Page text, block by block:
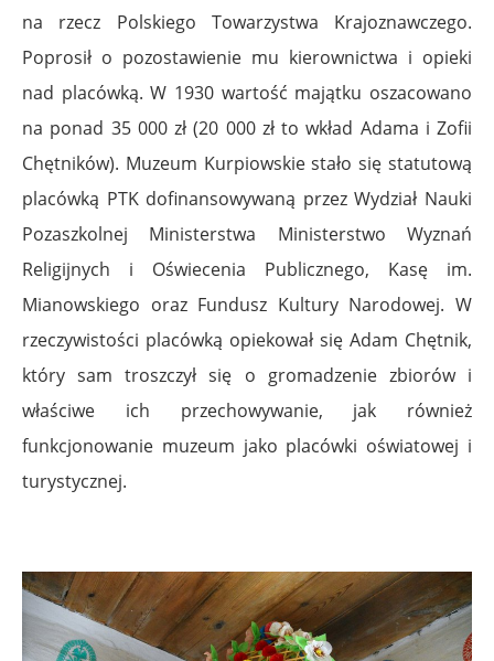
na rzecz Polskiego Towarzystwa Krajoznawczego.
Poprosił o pozostawienie mu kierownictwa i opieki
nad placówką. W 1930 wartość majątku oszacowano
na ponad 35 000 zł (20 000 zł to wkład Adama i Zofii
Chętników). Muzeum Kurpiowskie stało się statutową
placówką PTK dofinansowywaną przez Wydział Nauki
Pozaszkolnej Ministerstwa Ministerstwo Wyznań
Religijnych i Oświecenia Publicznego, Kasę im.
Mianowskiego oraz Fundusz Kultury Narodowej. W
rzeczywistości placówką opiekował się Adam Chętnik,
który sam troszczył się o gromadzenie zbiorów i
właściwe ich przechowywanie, jak również
funkcjonowanie muzeum jako placówki oświatowej i
turystycznej.